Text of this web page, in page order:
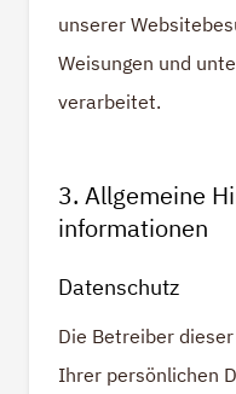
unserer
Weisungen und
verarbeitet.
3. Allgemeine
informationen
Datenschutz
Die Betreiber
Ihrer persönlichen